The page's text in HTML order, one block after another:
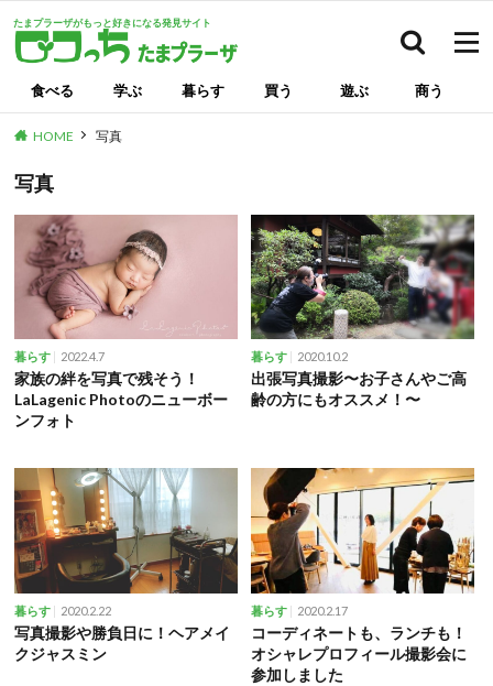
たまプラーザがもっと好きになる発見サイト
食べる 学ぶ 暮らす 買う 遊ぶ 商う
HOME 写真
写真
暮らす 2022.4.7
家族の絆を写真で残そう！
LaLagenic Photoのニューボー
ンフォト
暮らす 2020.10.2
出張写真撮影〜お子さんやご高
齢の方にもオススメ！〜
暮らす 2020.2.22
写真撮影や勝負日に！ヘアメイ
クジャスミン
暮らす 2020.2.17
コーディネートも、ランチも！
オシャレプロフィール撮影会に
参加しました